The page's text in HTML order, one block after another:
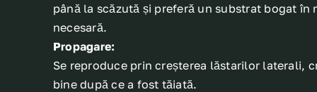
până la scăzută și preferă un substrat bogat
necesară.
Propagare:
Se reproduce prin creșterea lăstarilor laterali,
bine după ce a fost tăiată.